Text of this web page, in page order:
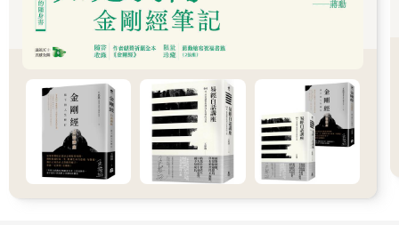
士一起，開始從事手指識字及念力等特異功能的研究。1995年到
北京訪問，見到IPQE（心靈量子能量）研究所所長、中國地質大
學沈今川教授和具特異功能的孫儲琳女士，並開展了為期五年的
彙」之一的「佛」字，後來還陸續發現其他宗教詞語為神聖字
彙。他認為，宇宙是一個八度的複數時空，物質世界是由長度寬
度高度的三維空間加時間維度形成的四度時空，可以用實數計
量，也稱為實數時空；實數時空的物體由原子構成，原子中每一
個基本粒子都有自旋，粒子自旋割裂時空，產生通往虛數時空的
通道，會在虛數時空中出現一個形狀一樣的虛像，即「一物兩
象」；因此，在實數時空外，還有一個虛數時空即靈界，是意識